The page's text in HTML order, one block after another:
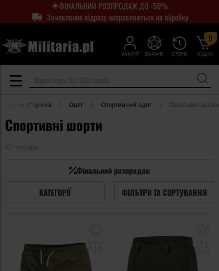
ФІНАЛЬНИЙ РОЗПРОДАЖ ДО -50%
Замовлення відразу направляються на обробку
АКАУНТ ІСТОРІЯ
БАЖАНЕ КОШИК
0
сторінка Одяг Спортивний одяг Спортивні шорти
Спортивні шорти
Фінальний розпродаж
КАТЕГОРІЇ
ФІЛЬТРИ ТА СОРТУВАННЯ
уподобань